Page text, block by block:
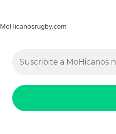
MoHicanosrugby.com